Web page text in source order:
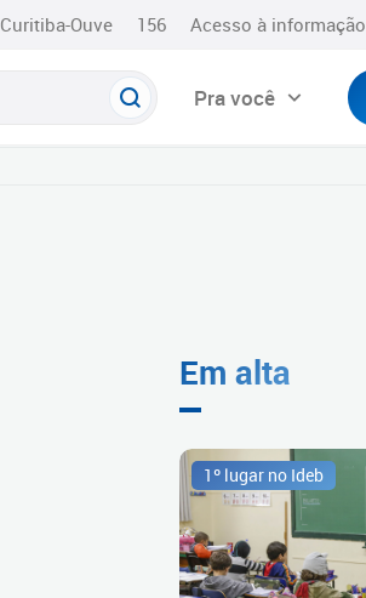
Curitiba-Ouve 156 Acesso à informação
Pra você
Em alta
1º lugar no Ideb